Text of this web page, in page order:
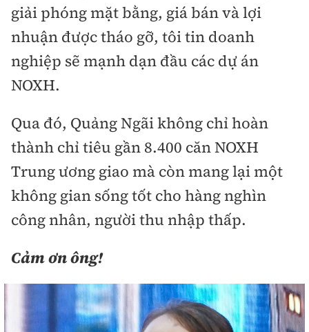
giải phóng mặt bằng, giá bán và lợi
nhuận được tháo gỡ, tôi tin doanh
nghiệp sẽ mạnh dạn đầu các dự án
NOXH.
Qua đó, Quảng Ngãi không chỉ hoàn
thành chỉ tiêu gần 8.400 căn NOXH
Trung ương giao mà còn mang lại một
không gian sống tốt cho hàng nghìn
công nhân, người thu nhập thấp.
Cảm ơn ông!